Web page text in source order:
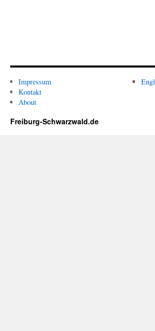
Impressum
Kontakt
About
Freiburg-Schwarzwald.de